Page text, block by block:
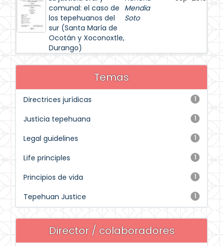
comunal: el caso de
los tepehuanos del
sur (Santa María de
Ocotán y Xoconoxtle,
Durango)
Mendia
Soto
Temas
1
Directrices jurídicas
1
Justicia tepehuana
1
Legal guidelines
1
Life principles
1
Principios de vida
1
Tepehuan Justice
Director / colaboradores